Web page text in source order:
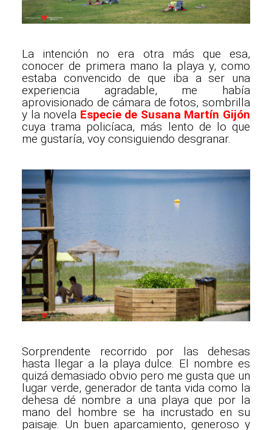
La intención no era otra más que esa,
conocer de primera mano la playa y, como
estaba convencido de que iba a ser una
experiencia agradable, me había
aprovisionado de cámara de fotos, sombrilla
y la novela Especie de Susana Martín Gijón
cuya trama policíaca, más lento de lo que
me gustaría, voy consiguiendo desgranar.
Sorprendente recorrido por las dehesas
hasta llegar a la playa dulce. El nombre es
quizá demasiado obvio pero me gusta que un
lugar verde, generador de tanta vida como la
dehesa dé nombre a una playa que por la
mano del hombre se ha incrustado en su
paisaje. Un buen aparcamiento, generoso y